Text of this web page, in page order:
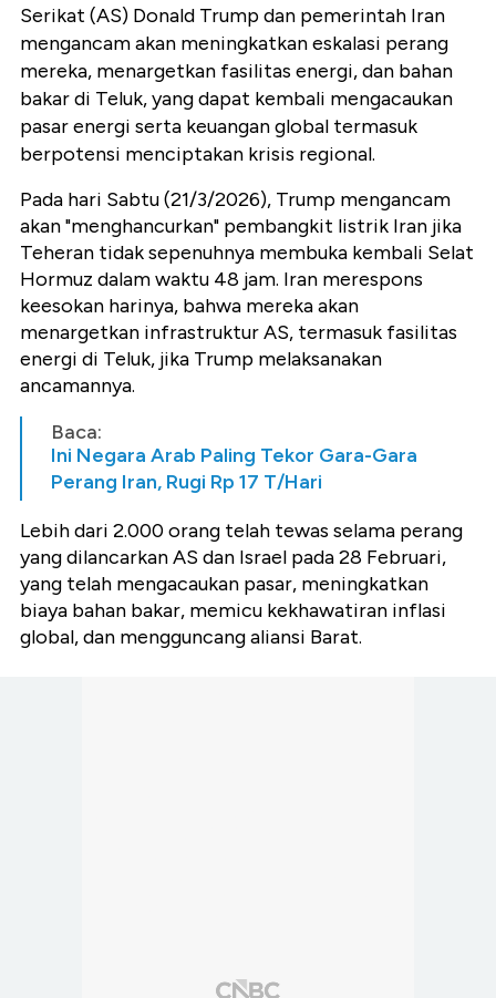
Serikat (AS) Donald Trump dan pemerintah Iran
mengancam akan meningkatkan eskalasi perang
mereka, menargetkan fasilitas energi, dan bahan
bakar di Teluk, yang dapat kembali mengacaukan
pasar energi serta keuangan global termasuk
berpotensi menciptakan krisis regional.
Pada hari Sabtu (21/3/2026), Trump mengancam
akan "menghancurkan" pembangkit listrik Iran jika
Teheran tidak sepenuhnya membuka kembali Selat
Hormuz dalam waktu 48 jam. Iran merespons
keesokan harinya, bahwa mereka akan
menargetkan infrastruktur AS, termasuk fasilitas
energi di Teluk, jika Trump melaksanakan
ancamannya.
Baca:
Ini Negara Arab Paling Tekor Gara-Gara
Perang Iran, Rugi Rp 17 T/Hari
Lebih dari 2.000 orang telah tewas selama perang
yang dilancarkan AS dan Israel pada 28 Februari,
yang telah mengacaukan pasar, meningkatkan
biaya bahan bakar, memicu kekhawatiran inflasi
global, dan mengguncang aliansi Barat.